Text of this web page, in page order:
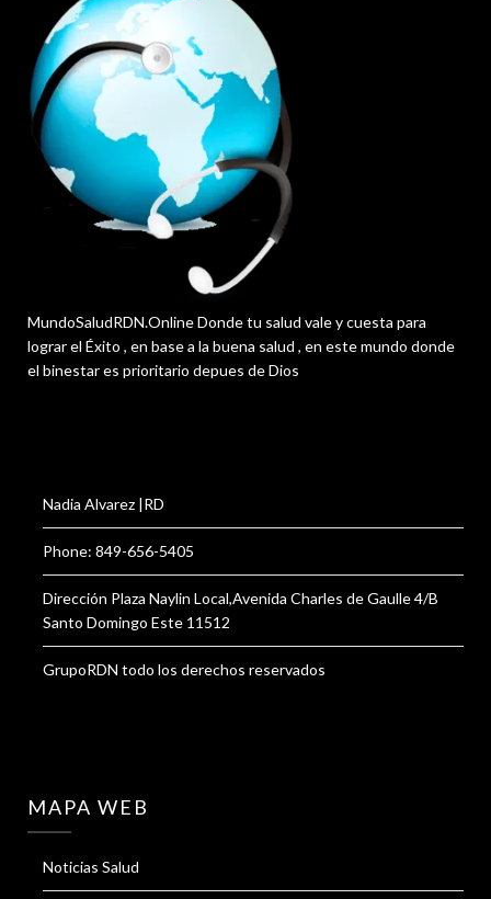
MundoSaludRDN.Online Donde tu salud vale y cuesta para
lograr el Éxito , en base a la buena salud , en este mundo donde
el binestar es prioritario depues de Dios
Nadia Alvarez |RD
Phone: 849-656-5405
Dirección Plaza Naylin Local,Avenida Charles de Gaulle 4/B
Santo Domingo Este 11512
GrupoRDN todo los derechos reservados
MAPA WEB
Noticias Salud